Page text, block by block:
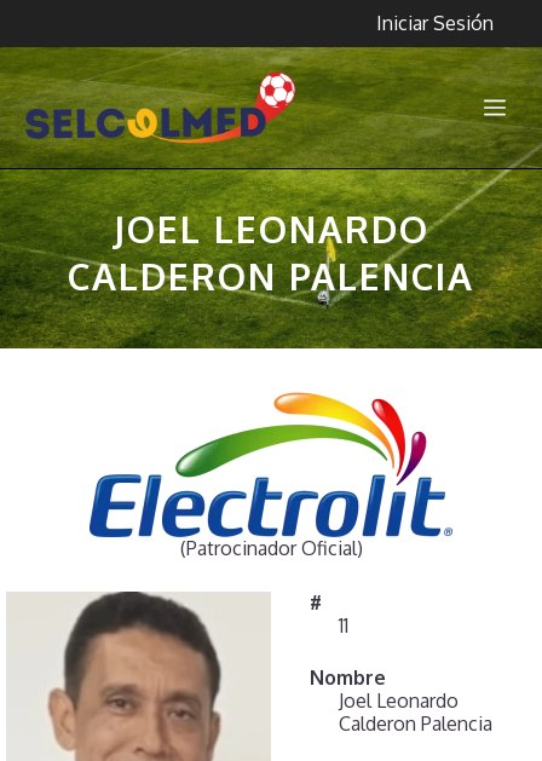
contenido
Iniciar Sesión
JOEL LEONARDO
CALDERON PALENCIA
(Patrocinador Oficial)
#
11
Nombre
Joel Leonardo
Calderon Palencia